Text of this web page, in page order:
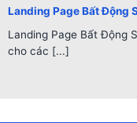
Landing Page Bất Động
Landing Page Bất Động
cho các [...]